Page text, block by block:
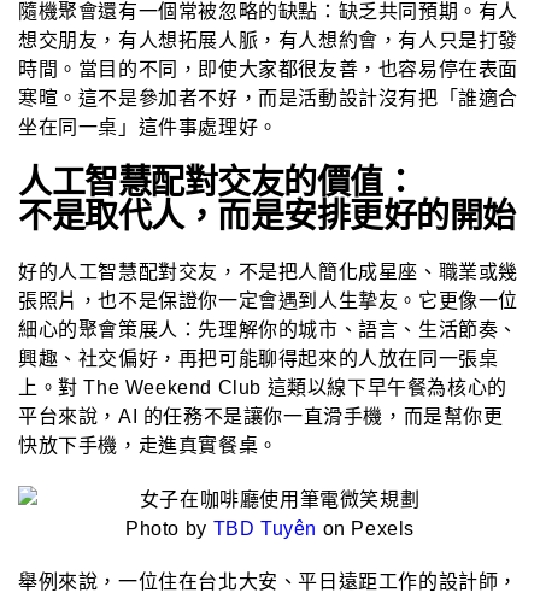
隨機聚會還有一個常被忽略的缺點：缺乏共同預期。有人
想交朋友，有人想拓展人脈，有人想約會，有人只是打發
時間。當目的不同，即使大家都很友善，也容易停在表面
寒暄。這不是參加者不好，而是活動設計沒有把「誰適合
坐在同一桌」這件事處理好。
人工智慧配對交友的價值：
不是取代人，而是安排更好的開始
好的人工智慧配對交友，不是把人簡化成星座、職業或幾
張照片，也不是保證你一定會遇到人生摯友。它更像一位
細心的聚會策展人：先理解你的城市、語言、生活節奏、
興趣、社交偏好，再把可能聊得起來的人放在同一張桌
上。對 The Weekend Club 這類以線下早午餐為核心的
平台來說，AI 的任務不是讓你一直滑手機，而是幫你更
快放下手機，走進真實餐桌。
Photo by TBD Tuyên on Pexels
舉例來說，一位住在台北大安、平日遠距工作的設計師，